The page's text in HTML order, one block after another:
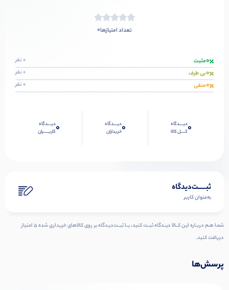
تعداد امتیازها0
0مثبت 0 نفر
0بی طرف 0 نفر
0منفی 0 نفر
0دیــــدگاه
کــــل کالا
0دیــــدگاه
خریداران
0دیــــدگاه
کاربـــــران
ثبـــــت‌دیدگاه
به‌عنوان کاربر
شمـا هـم دربـاره ایـن کــالا دیــدگاه ثبــت کنید، بــا ثبــت‌دیـدگاه بر روی کالاهای خریداری شده ۵ امتیاز
دریافت کنید.
پرسش‌ها